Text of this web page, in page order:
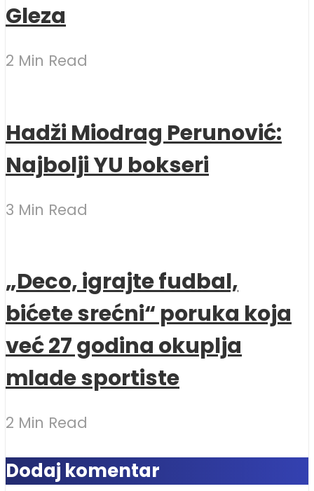
Gleza
2 Min Read
Hadži Miodrag Perunović:
Najbolji YU bokseri
3 Min Read
„Deco, igrajte fudbal,
bićete srećni“ poruka koja
već 27 godina okuplja
mlade sportiste
2 Min Read
Dodaj komentar